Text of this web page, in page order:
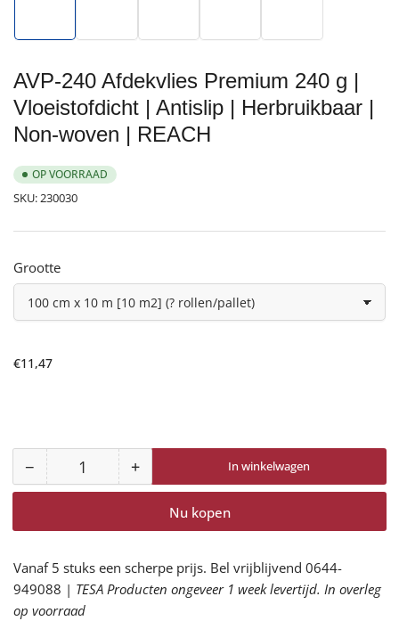
galerijweergavegalerijweergavegalerijweergavegalerijweergavegalerijweergave
AVP-240 Afdekvlies Premium 240 g |
Vloeistofdicht | Antislip | Herbruikbaar |
Non-woven | REACH
OP VOORRAAD
SKU:230030
Grootte
Normale
€11,47
−Aantal
voor
Afdekvlies
Premium
240
Aantal +Aantal
voor
Afdekvlies
Premium
In winkelwagen
Nu kopen
Vanaf 5 stuks een scherpe prijs. Bel vrijblijvend 0644-
949088 | TESA Producten ongeveer 1 week levertijd. In overleg
op voorraad